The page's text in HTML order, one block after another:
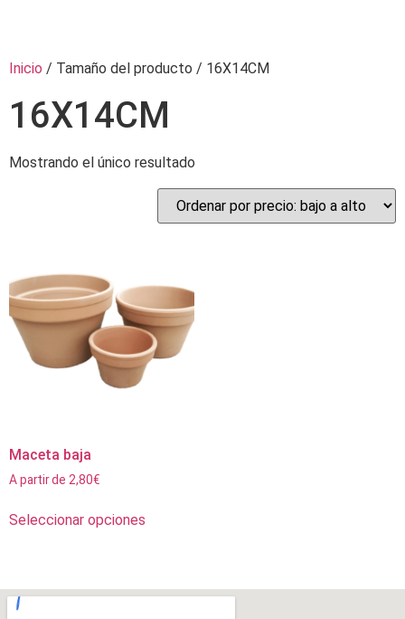
Inicio / Tamaño del producto / 16X14CM
16X14CM
Mostrando el único resultado
Maceta baja
A partir de 2,80€
Seleccionar opciones